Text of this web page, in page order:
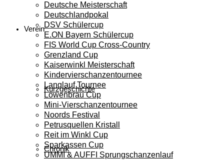
Verein
Kurzgeschichte
Chronik
Deutsche Meisterschaft
Deutschlandpokal
DSV Schülercup
E.ON Bayern Schülercup
FIS World Cup Cross-Country
Grenzland Cup
Kaiserwinkl Meisterschaft
Kindervierschanzentournee
Langlauf Tournee
Löwenbräu Cup
Mini-Vierschanzentournee
Noords Festival
Petrusquellen Kristall
Reit im Winkl Cup
Sparkassen Cup
UMMI & AUFFI Sprungschanzenlauf